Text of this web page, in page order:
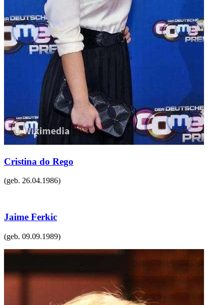
Cristina do Rego
(geb. 26.04.1986)
Jaime Ferkic
(geb. 09.09.1989)